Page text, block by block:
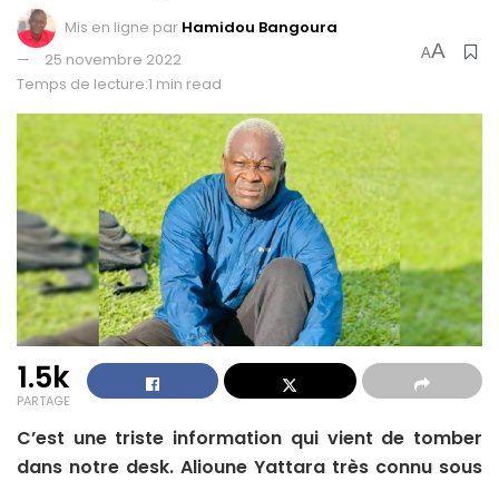
Mis en ligne par Hamidou Bangoura
25 novembre 2022
Temps de lecture:1 min read
AA
1.5k
PARTAGE
C’est une triste information qui vient de tomber
dans notre desk. Alioune Yattara très connu sous